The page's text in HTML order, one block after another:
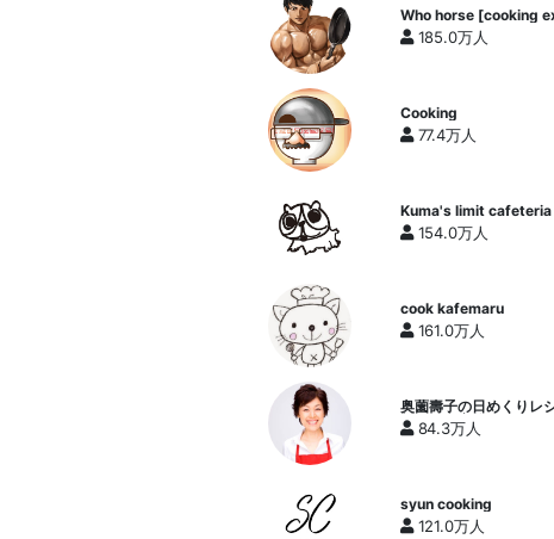
Who horse [cooking
185.0万人
Cooking
77.4万人
Kuma's limit cafeteria
154.0万人
cook kafemaru
161.0万人
奥薗壽子の日めくりレ
料理研究家公式チャンネ
84.3万人
syun cooking
121.0万人